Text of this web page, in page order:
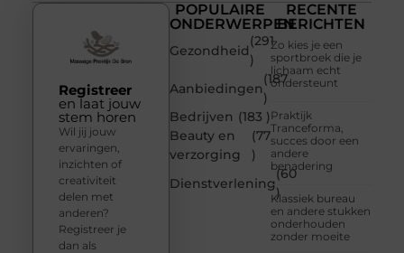
POPULAIRE
ONDERWERPEN
Gezondheid
(291
)
Aanbiedingen
(187
)
Bedrijven (183 )
Beauty en
verzorging
(77
)
Dienstverlening
(60
)
RECENTE
BERICHTEN
Zo kies je een
sportbroek die je
lichaam echt
ondersteunt
Praktijk
Tranceforma,
succes door een
andere
benadering
Klassiek bureau
en andere stukken
onderhouden
zonder moeite
Registreer
en laat jouw
stem horen
Wil jij jouw
ervaringen,
inzichten of
creativiteit
delen met
anderen?
Registreer je
dan als